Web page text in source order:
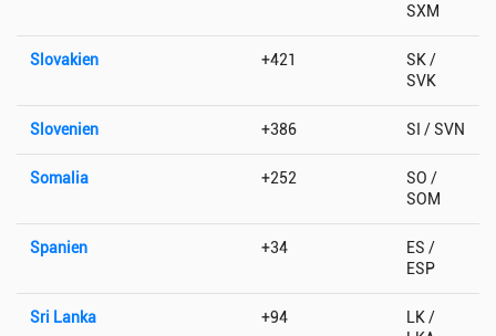
SXM
Slovakien +421
SK /
SVK
Slovenien +386 SI / SVN
Somalia +252
SO /
SOM
Spanien +34
ES /
ESP
Sri Lanka +94
LK /